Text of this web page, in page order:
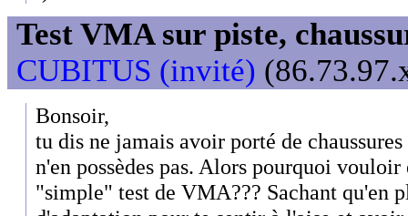
Test VMA sur piste,
CUBITUS (invité)
Bonsoir,
tu dis ne jamais avoir porté de
n'en possèdes pas. Alors pourquoi
"simple" test de VMA??? Sachant qu'en